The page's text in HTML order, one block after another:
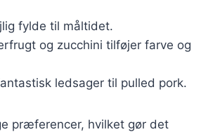
fylde til måltidet.
og zucchini tilføjer farve og
ledsager til pulled pork.
præferencer, hvilket gør det